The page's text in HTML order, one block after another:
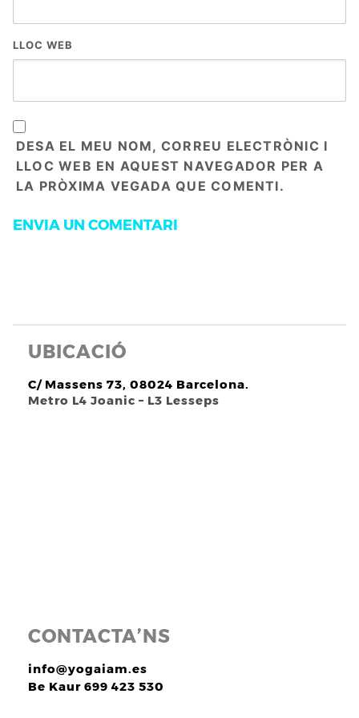
LLOC WEB
DESA EL MEU NOM, CORREU ELECTRÒNIC I
LLOC WEB EN AQUEST NAVEGADOR PER A
LA PRÒXIMA VEGADA QUE COMENTI.
UBICACIÓ
C/ Massens 73, 08024 Barcelona.
Metro L4 Joanic – L3 Lesseps
CONTACTA’NS
info@yogaiam.es
Be Kaur 699 423 530